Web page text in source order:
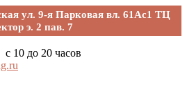
ул. 9-я Парковая вл. 61Ас1 ТЦ
э. 2 пав. 7
с 10 до 20 часов